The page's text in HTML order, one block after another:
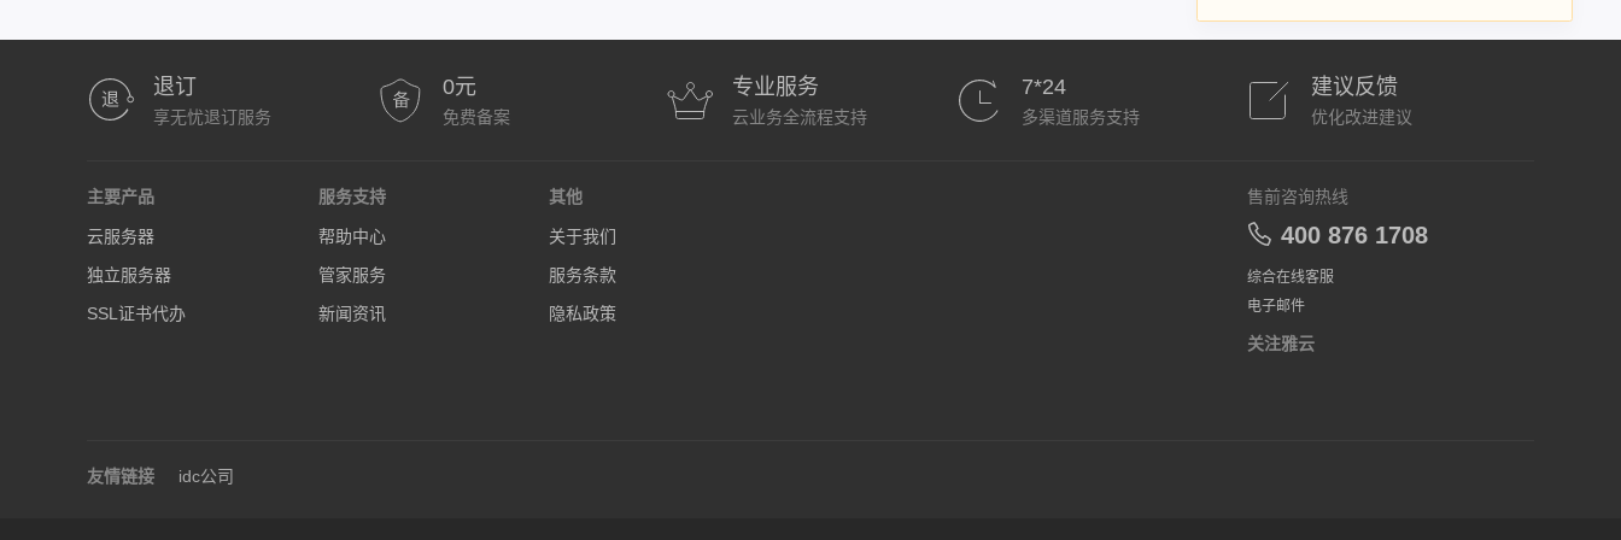
退订
享无忧退订服务
0元
免费备案
专业服务
云业务全流程支持
7*24
多渠道服务支持
建议反馈
优化改进建议
主要产品
云服务器
独立服务器
SSL证书代办
服务支持
帮助中心
管家服务
新闻资讯
其他
关于我们
服务条款
隐私政策
售前咨询热线
400 876 1708
综合在线客服
电子邮件
关注雅云
友情链接 idc公司